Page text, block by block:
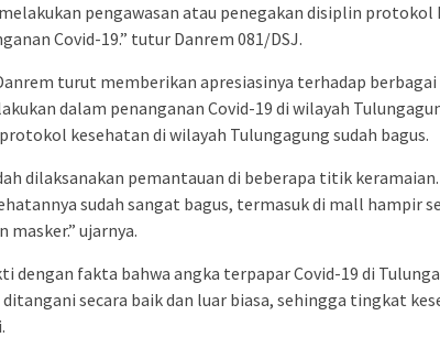
pengawasan atau penegakan disiplin protokol
Covid-19.” tutur Danrem 081/DSJ.
turut memberikan apresiasinya terhadap berbagai
dalam penanganan Covid-19 di wilayah
kesehatan di wilayah Tulungagung sudah bagus.
dilaksanakan pemantauan di beberapa titik
sudah sangat bagus, termasuk di mall hampir
masker.” ujarnya.
dengan fakta bahwa angka terpapar Covid-19 di
secara baik dan luar biasa, sehingga tingkat